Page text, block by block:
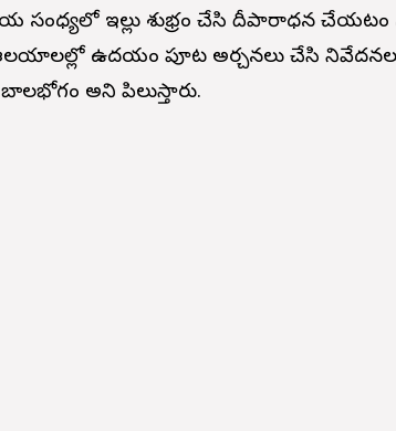
సంధ్యలో ఇల్లు శుభ్రం చేసి దీపారాధన చేయటం
ఆలయాలల్లో ఉదయం పూట అర్చనలు చేసి
అని పిలుస్తారు.